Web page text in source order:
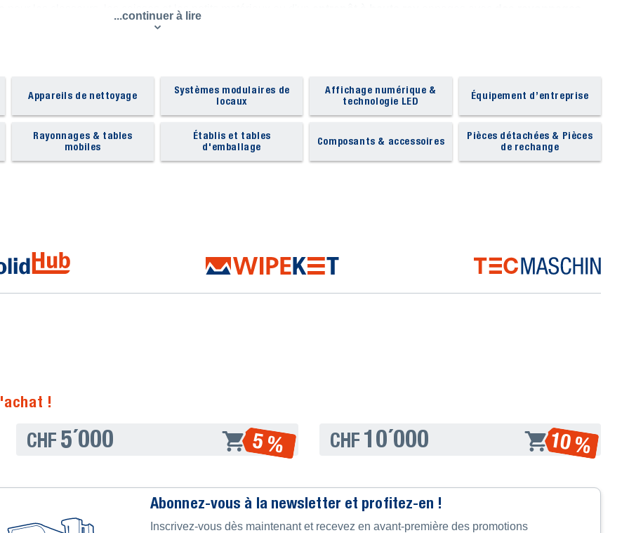
pour les classeurs, les caisses et les petits matériaux ou d'un
on peut avoir besoin - selon la hauteur des rayonnages - d'une
transport ultérieur. Les chariots à plate-forme sont disponibles dans des versions plus petites, comme les chariots à
jusqu'à la grande surface de chargement dans la variante chariot de magasin XL. Dans les grands entrepôts équipés
Les transpalettes électriques sont souvent utilisés pour décharger rapidement les marchandises sur le quai de
sur un diable et transportés à l'endroit souhaité. Si l'on manipule des fûts ou des bouteilles dans l'entrepôt, les
bien adaptés aux formes particulières.
pliable", peut être rangé de manière peu encombrante lorsqu'il n'est pas utilisé. Les petits chariots à plate-forme ou
le transport du papier à photocopie. Pour la restauration, on utilise généralement
usage ?
les sols mous et les roues souples pour les sols durs. Ainsi, vos sols seront toujours protégés. Les pneus pleins ont
...continuer à lire
Appareils de nettoyage
Systèmes modulaires de
locaux
Affichage numérique &
technologie LED
Équipement d’entreprise
Rayonnages & tables
mobiles
Établis et tables
d'emballage
Composants & accessoires
Pièces détachées & Pièces
de rechange
!
CHF 5´000 5 % CHF 10´000 10 %
Abonnez-vous à la newsletter et profitez-en !
Inscrivez-vous dès maintenant et recevez en avant-première des promotions